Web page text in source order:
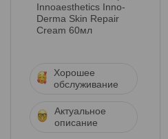
Innoaesthetics Inno-
Derma Skin Repair
Cream 60мл
Хорошее
обслуживание
Актуальное
описание